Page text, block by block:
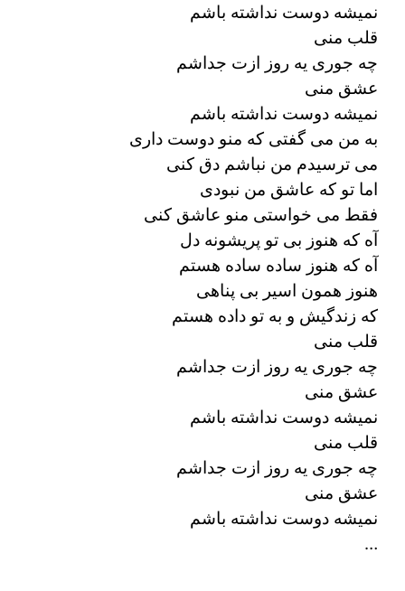
نمیشه دوست نداشته باشم
قلب منی
چه جوری یه روز ازت جداشم
عشق منی
نمیشه دوست نداشته باشم
به من می گفتی که منو دوست داری
می ترسیدم من نباشم دق کنی
اما تو که عاشق من نبودی
فقط می خواستی منو عاشق کنی
آه که هنوز بی تو پریشونه دل
آه که هنوز ساده ساده هستم
هنوز همون اسیر بی پناهی
که زندگیش و به تو داده هستم
قلب منی
چه جوری یه روز ازت جداشم
عشق منی
نمیشه دوست نداشته باشم
قلب منی
چه جوری یه روز ازت جداشم
عشق منی
نمیشه دوست نداشته باشم
…